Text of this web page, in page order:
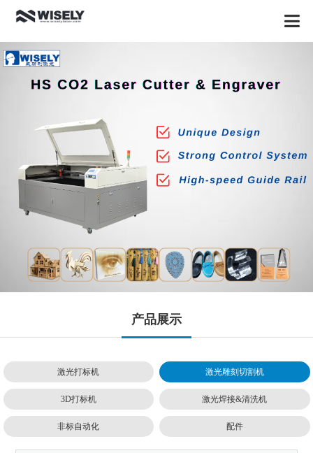
产品展示
激光打标机 激光雕刻切割机
3D打标机 激光焊接&清洗机
非标自动化 配件